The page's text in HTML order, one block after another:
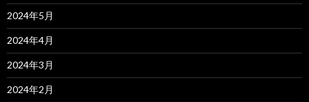
2024年5月
2024年4月
2024年3月
2024年2月